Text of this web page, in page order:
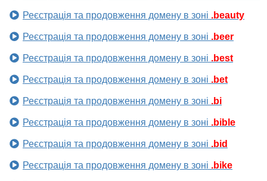
Реєстрація та продовження домену в зоні .beauty
Реєстрація та продовження домену в зоні .beer
Реєстрація та продовження домену в зоні .best
Реєстрація та продовження домену в зоні .bet
Реєстрація та продовження домену в зоні .bi
Реєстрація та продовження домену в зоні .bible
Реєстрація та продовження домену в зоні .bid
Реєстрація та продовження домену в зоні .bike